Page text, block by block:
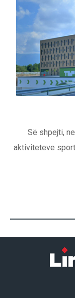
Së shpejti,
aktiviteteve